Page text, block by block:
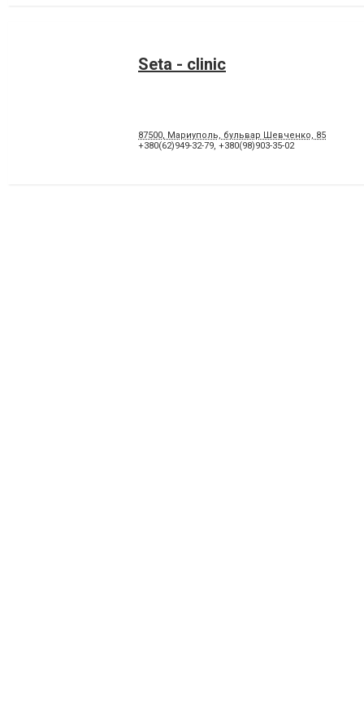
Seta - сlinic
87500, Мариуполь, бульвар Шевченко, 85
+380(62)949-32-79, +380(98)903-35-02